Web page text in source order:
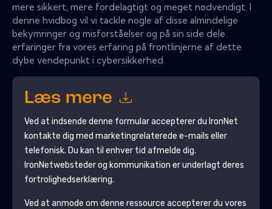
mere sikkert, mere fordelagtigt og meget nødvendigt. I
denne hvidbog vil vi tackle nogle af disse almindelige
bekymringer og misforståelser og på sin side dele
erfaringer fra vores erfaring på frontlinjerne af dette
dybe vendepunkt i cybersikkerhed
Læs mere
Ved at indsende denne formular accepterer du IronNet
kontakte dig med marketingrelaterede e-mails eller
telefonisk. Du kan til enhver tid afmelde dig.
IronNetwebsteder og kommunikation er underlagt deres
fortrolighedserklæring.
Ved at anmode om denne ressource accepterer du vores